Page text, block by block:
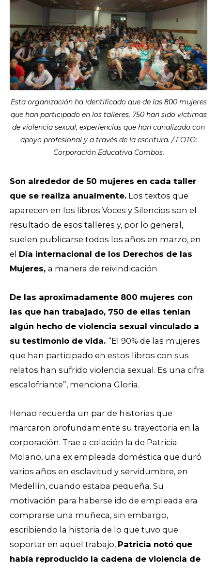
Esta organización ha identificado que de las 800 mujeres
que han participado en los talleres, 750 han sido víctimas
de violencia sexual, experiencias que han canalizado con
apoyo profesional y a través de la escritura. / FOTO:
Corporación Educativa Combos.
Son alrededor de 50 mujeres en cada taller
que se realiza anualmente. Los textos que
aparecen en los libros Voces y Silencios son el
resultado de esos talleres y, por lo general,
suelen publicarse todos los años en marzo, en
el Día internacional de los Derechos de las
Mujeres, a manera de reivindicación.
De las aproximadamente 800 mujeres con
las que han trabajado, 750 de ellas tenían
algún hecho de violencia sexual vinculado a
su testimonio de vida. “El 90% de las mujeres
que han participado en estos libros con sus
relatos han sufrido violencia sexual. Es una cifra
escalofriante”, menciona Gloria.
Henao recuerda un par de historias que
marcaron profundamente su trayectoria en la
corporación. Trae a colación la de Patricia
Molano, una ex empleada doméstica que duró
varios años en esclavitud y servidumbre, en
Medellín, cuando estaba pequeña. Su
motivación para haberse ido de empleada era
comprarse una muñeca, sin embargo,
escribiendo la historia de lo que tuvo que
soportar en aquel trabajo, Patricia notó que
había reproducido la cadena de violencia de